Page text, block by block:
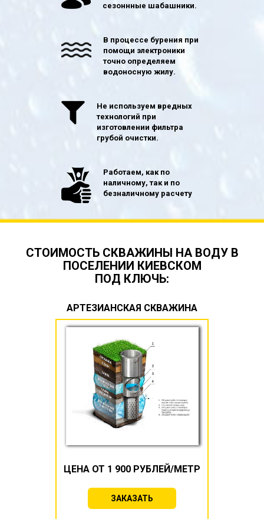
сезоннные шабашники.
В процессе бурения при
помощи электроники
точно определяем
водоносную жилу.
Не используем вредных
технологий при
изготовлении фильтра
грубой очистки.
Работаем, как по
наличному, так и по
безналичному расчету
СТОИМОСТЬ СКВАЖИНЫ НА ВОДУ В
ПОСЕЛЕНИИ КИЕВСКОМ
ПОД КЛЮЧЬ:
АРТЕЗИАНСКАЯ СКВАЖИНА
ЦЕНА ОТ 1 900 РУБЛЕЙ/МЕТР
ЗАКАЗАТЬ